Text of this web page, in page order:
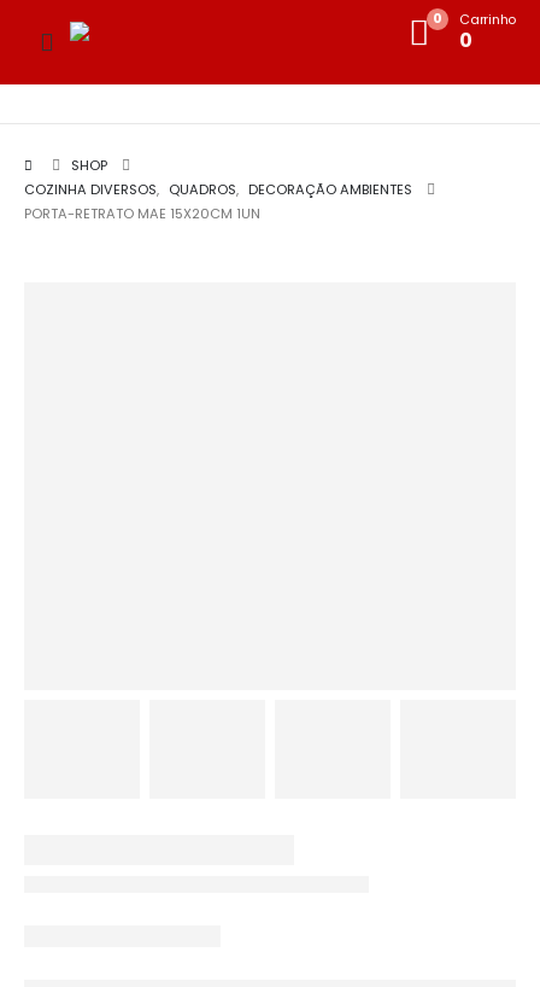
0 Carrinho
0
SHOP
COZINHA DIVERSOS, QUADROS, DECORAÇÃO AMBIENTES
PORTA-RETRATO MAE 15X20CM 1UN